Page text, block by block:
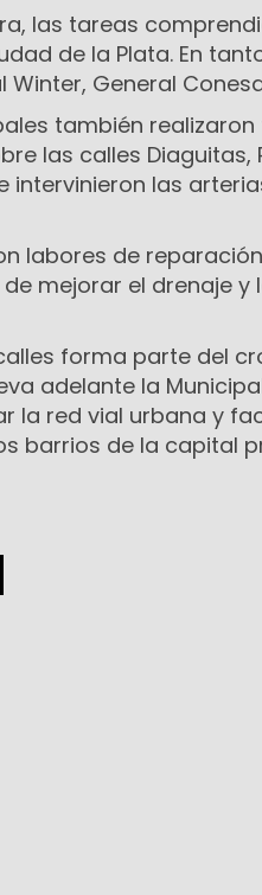
las tareas
de la Plata. En
General
también
las calles Diaguitas,
intervinieron las
labores de
mejorar el drenaje
forma parte del
adelante la
la red vial urbana y
barrios de la capital